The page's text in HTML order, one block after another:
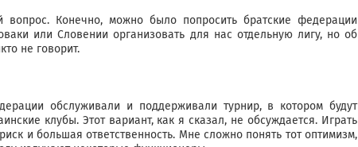
Конечно, можно было попросить братские федерации
или Словении организовать для нас отдельную лигу, но об
не говорит.
обслуживали и поддерживали турнир, в котором будут
клубы. Этот вариант, как я сказал, не обсуждается. Играть
и большая ответственность. Мне сложно понять тот оптимизм,